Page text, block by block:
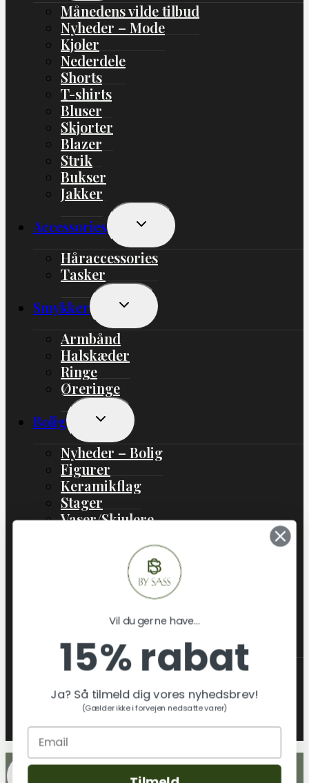
Månedens vilde tilbud
Nyheder – Mode
Kjoler
Nederdele
Shorts
T-shirts
Bluser
Skjorter
Blazer
Strik
Bukser
Jakker
Accessories
Skift
Undermenu
Håraccessories
Tasker
Smykker
Skift
Undermenu
Armbånd
Halskæder
Ringe
Øreringe
Bolig
Skift
Undermenu
Nyheder – Bolig
Figurer
Keramikflag
Stager
Vaser/Skjulere
Boligtekstil
Skift
Undermenu
Hvem er By Sass
Tekstilmaterialer & certificeringer
By sass´ Leverandører
Blog
Vil du gerne have...
15% rabat
Ja? Så tilmeld dig vores nyhedsbrev!
(Gælder ikke i forvejen nedsatte varer)